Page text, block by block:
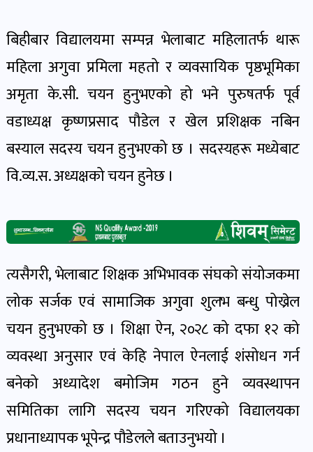
खबर
शिक्षा
खबर
पोष्ट
पोष्ट
खेल
र
खेलाडी
अपराध
खबर
पोष्ट
बिहीबार विद्यालयमा सम्पन्न भेलाबाट महिलातर्फ थारू
महिला अगुवा प्रमिला महतो र व्यवसायिक पृष्ठभूमिका
अमृता के.सी. चयन हुनुभएको हो भने पुरुषतर्फ पूर्व
वडाध्यक्ष कृष्णप्रसाद पौडेल र खेल प्रशिक्षक नबिन
बस्याल सदस्य चयन हुनुभएको छ । सदस्यहरू मध्येबाट
वि.व्य.स. अध्यक्षको चयन हुनेछ ।
त्यसैगरी, भेलाबाट शिक्षक अभिभावक संघको संयोजकमा
लोक सर्जक एवं सामाजिक अगुवा शुलभ बन्धु पोख्रेल
चयन हुनुभएको छ । शिक्षा ऐन, २०२८ को दफा १२ को
व्यवस्था अनुसार एवं केहि नेपाल ऐनलाई शंसोधन गर्न
बनेको अध्यादेश बमोजिम गठन हुने व्यवस्थापन
समितिका लागि सदस्य चयन गरिएको विद्यालयका
प्रधानाध्यापक भूपेन्द्र पौडेलले बताउनुभयो ।